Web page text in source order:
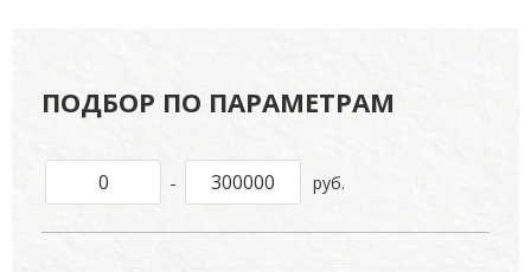
ПОДБОР ПО ПАРАМЕТРАМ
- руб.